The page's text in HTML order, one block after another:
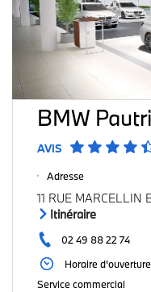
BMW
AVIS
Adresse
11 RUE MARCELLIN
Itinéraire
02 49 88 22 74
Horaire d'ouverture
Service commercial